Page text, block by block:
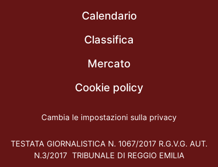
Calendario
Classifica
Mercato
Cookie policy
Cambia le impostazioni sulla privacy
TESTATA GIORNALISTICA N. 1067/2017 R.G.V.G. AUT.
N.3/2017 TRIBUNALE DI REGGIO EMILIA